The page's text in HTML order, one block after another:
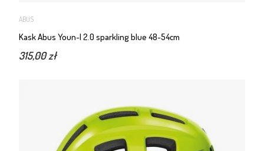
ABUS
Kask Abus Youn-I 2.0 sparkling blue 48-54cm
315,00 zł